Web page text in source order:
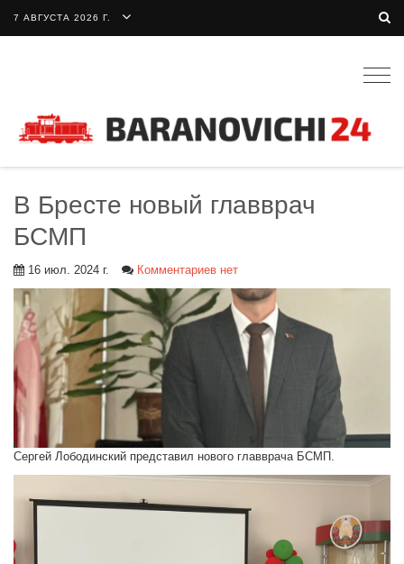
7 АВГУСТА 2026 Г.
В Бресте новый главврач
БСМП
16 июл. 2024 г. Комментариев нет
Сергей Лободинский представил нового главврача БСМП.